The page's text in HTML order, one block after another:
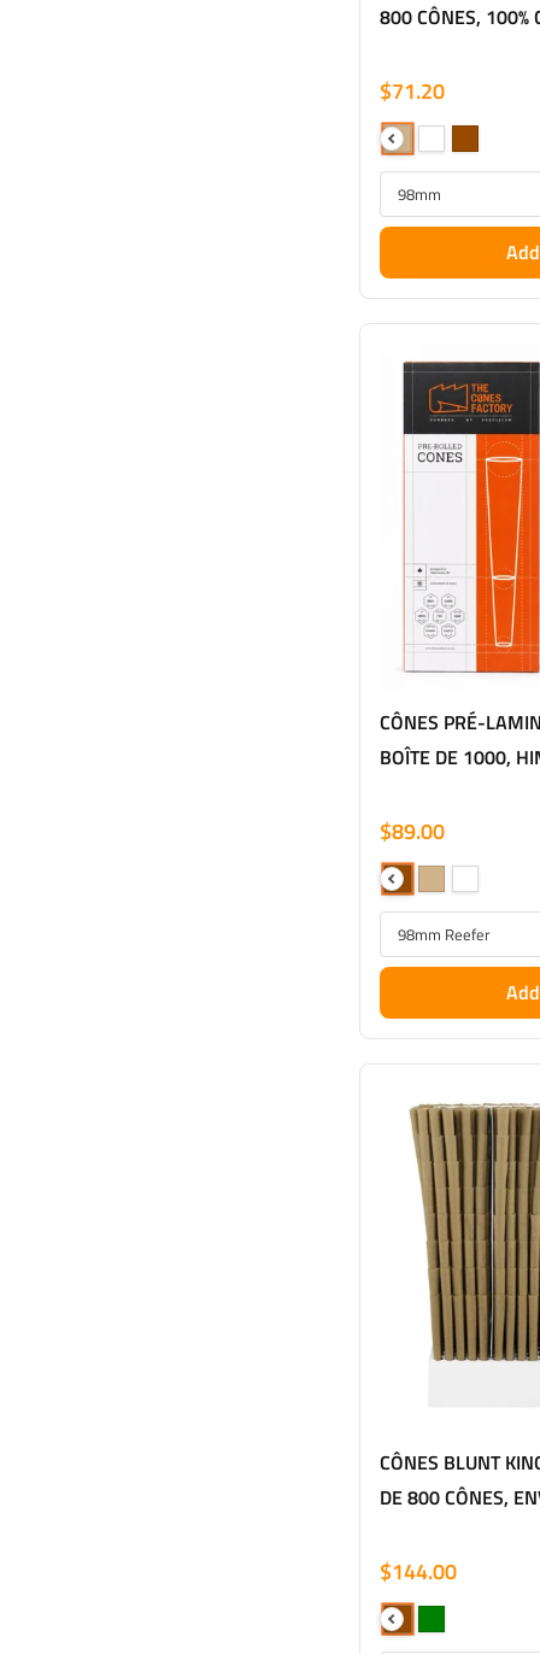
800 CÔNES, 100%
$71.20
CÔNES PRÉ-
BOÎTE DE 1000,
$89.00
CÔNES BLUNT
DE 800 CÔNES,
$144.00